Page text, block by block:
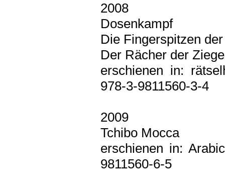
2008
Dosenkampf
Die Fingerspitzen
Der Rächer der Ziege
erschienen in:
978-3-9811560-3-4
2009
Tchibo Mocca
erschienen in:
9811560-6-5